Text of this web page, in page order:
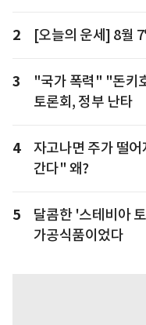
2 [오늘의 운세] 8월
3
"국가 폭력" "돈키
토론회, 정부 난타
4
자고나면 주가 떨
간다" 왜?
5
달콤한 '스테비아
가공식품이었다